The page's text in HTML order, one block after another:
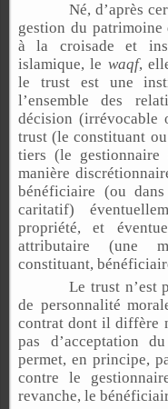
Né, d’après
gestion du
à la croisade et
islamique, le waqf,
le trust est une
l’ensemble des
décision (irrévocable
trust (le constituant ou
tiers (le gestionnaire
manière
bénéficiaire (ou
caritatif)
propriété, et
attributaire (une
constituant,
Le trust n’est
de personnalité
contrat dont il diffère
pas d’acceptation
permet, en principe,
contre le
revanche, le